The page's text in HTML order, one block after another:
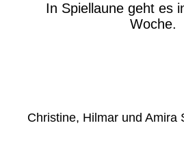
In Spiellaune geht es
Woche.
Christine, Hilmar und Amira